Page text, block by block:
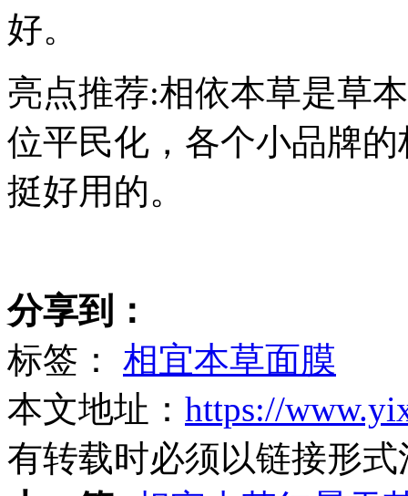
好。
亮点推荐:相依本草是草
位平民化，各个小品牌
挺好用的。
分享到：
标签： 相宜本草面膜
本文地址： https://
有转载时必须以链接形